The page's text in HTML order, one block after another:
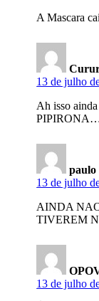
A Mascara
13 de julho
Ah isso
paulo
13 de julho
AINDA
TIVEREM
13 de julho